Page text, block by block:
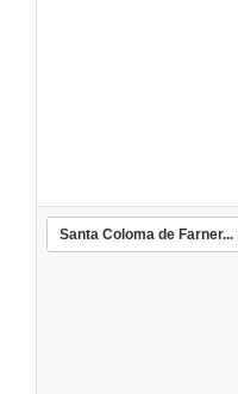
Santa Coloma de Farner...